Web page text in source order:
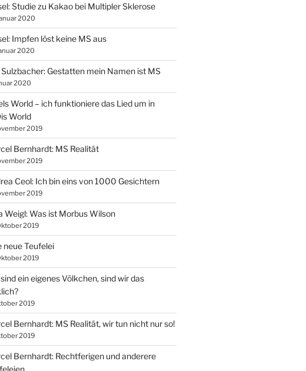
Studie zu Kakao bei Multipler Sklerose
2020
Impfen löst keine MS aus
2020
Sulzbacher: Gestatten mein Namen ist MS
2020
World – ich funktioniere das Lied um in
World
2019
Bernhardt: MS Realität
2019
Ceol: Ich bin eins von 1000 Gesichtern
2019
Weigl: Was ist Morbus Wilson
2019
neue Teufelei
2019
ein eigenes Völkchen, sind wir das
2019
Bernhardt: MS Realität, wir tun nicht nur so!
2019
Bernhardt: Rechtferigen und anderere